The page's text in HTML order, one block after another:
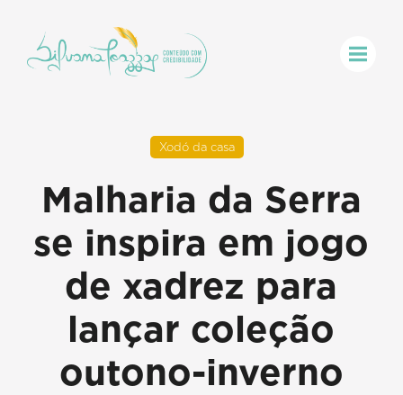
Xodó da casa
Malharia da Serra
se inspira em jogo
de xadrez para
lançar coleção
outono-inverno